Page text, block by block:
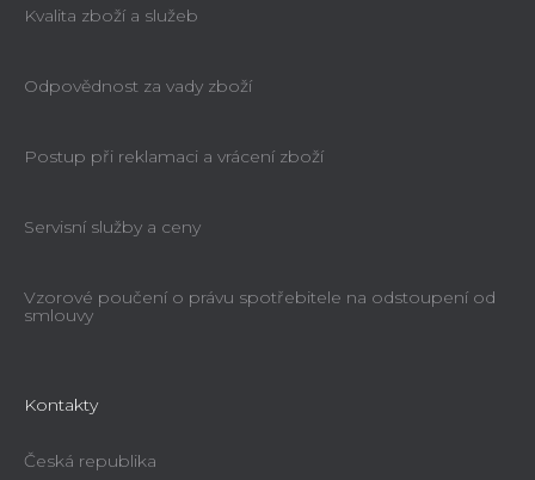
Kvalita zboží a služeb
Odpovědnost za vady zboží
Postup při reklamaci a vrácení zboží
Servisní služby a ceny
Vzorové poučení o právu spotřebitele na odstoupení od
smlouvy
Kontakty
Česká republika